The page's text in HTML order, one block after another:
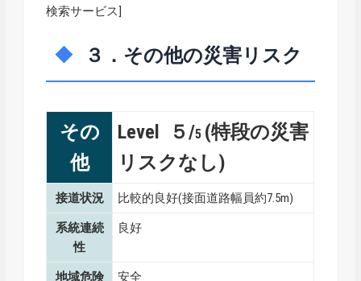
検索サービス]
３．その他の災害リスク
その
他
Level ５/5 (特段の災害
リスクなし)
接道状況 比較的良好(接面道路幅員約7.5m)
系統連続
性
良好
地域危険
安全